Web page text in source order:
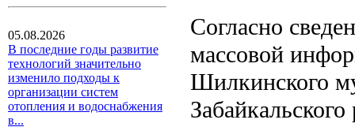
05.08.2026
В последние годы развитие
технологий значительно
изменило подходы к
организации систем
отопления и водоснабжения
в...
Согласно
массовой
Шилкинского